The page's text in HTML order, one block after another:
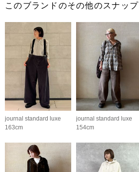
このブランドのその他のスナップ
journal standard luxe
163cm
journal standard luxe
154cm